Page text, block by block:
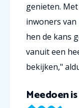
genieten.
inwoners
hen de kans
vanuit een
bekijken,"
Meedoen